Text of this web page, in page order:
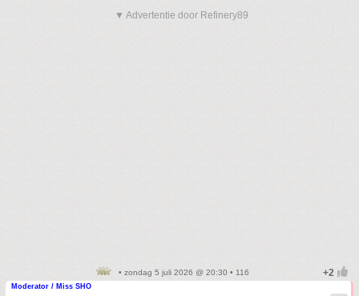
▼ Advertentie door Refinery89
• zondag 5 juli 2026 @ 20:30 • 116
Moderator / Miss SHO